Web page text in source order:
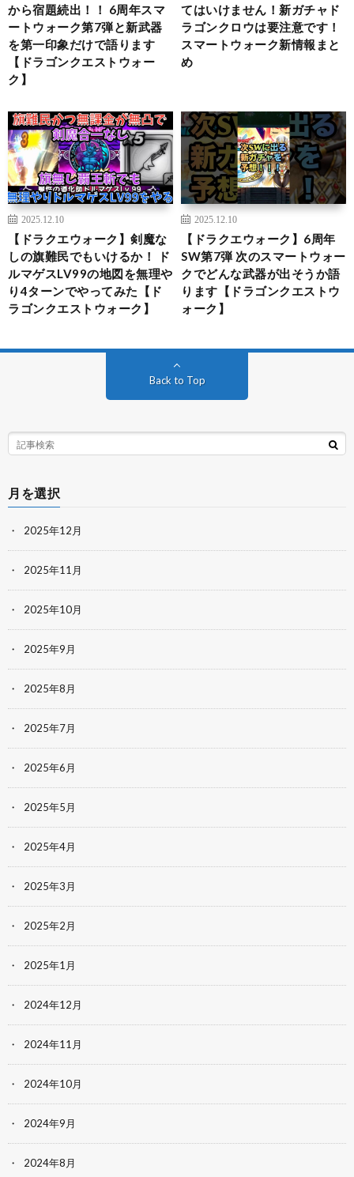
から宿題続出！！ 6周年スマ
ートウォーク第7弾と新武器
を第一印象だけで語ります
【ドラゴンクエストウォー
ク】
てはいけません！新ガチャド
ラゴンクロウは要注意です！
スマートウォーク新情報まと
め
2025.12.10
【ドラクエウォーク】剣魔な
しの旗難民でもいけるか！ ド
ルマゲスLV99の地図を無理や
り4ターンでやってみた【ド
ラゴンクエストウォーク】
2025.12.10
【ドラクエウォーク】6周年
SW第7弾 次のスマートウォー
クでどんな武器が出そうか語
ります【ドラゴンクエストウ
ォーク】
Back to Top
月を選択
2025年12月
2025年11月
2025年10月
2025年9月
2025年8月
2025年7月
2025年6月
2025年5月
2025年4月
2025年3月
2025年2月
2025年1月
2024年12月
2024年11月
2024年10月
2024年9月
2024年8月